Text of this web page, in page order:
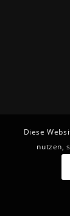
Diese
nutzen,